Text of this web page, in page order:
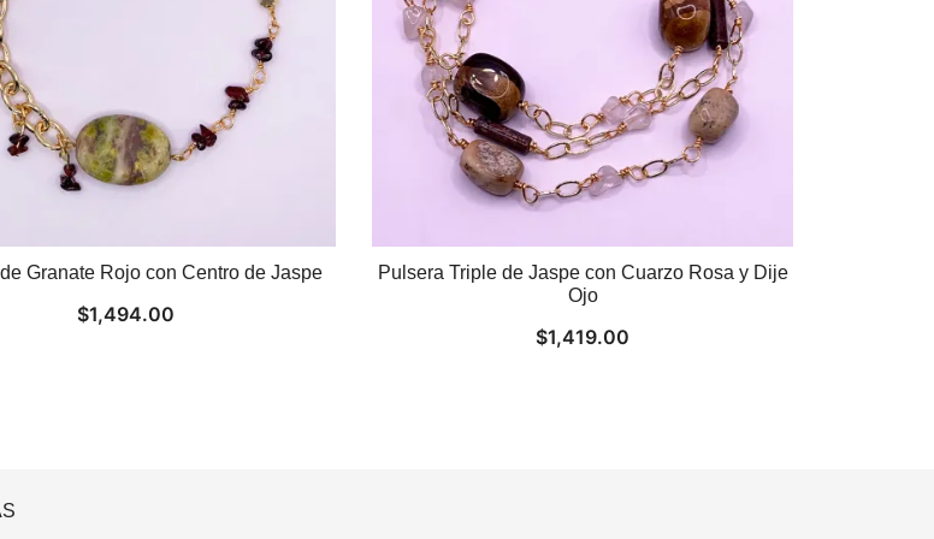
Granate Rojo con Centro de Jaspe
$1,494.00
Pulsera Triple de Jaspe con Cuarzo Rosa y Dije
Ojo
$1,419.00